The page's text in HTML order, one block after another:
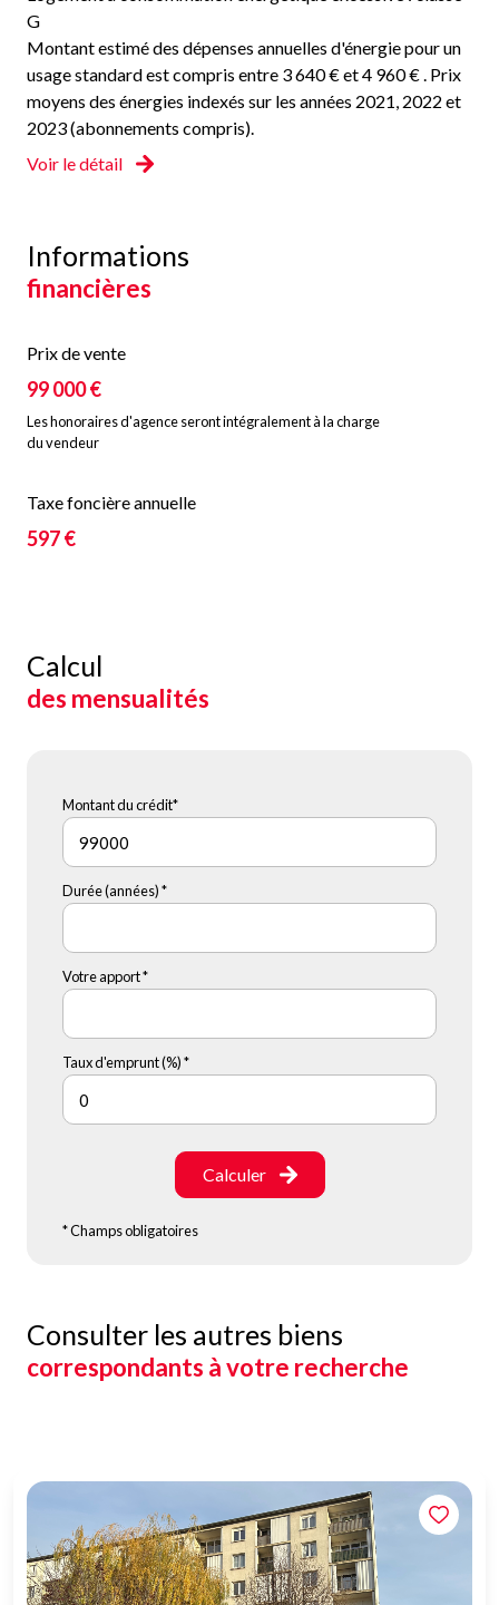
G
Montant estimé des dépenses annuelles d'énergie pour un
usage standard est compris entre 3 640 € et 4 960 € . Prix
moyens des énergies indexés sur les années 2021, 2022 et
2023 (abonnements compris).
Voir le détail
Informations
financières
Prix de vente
99 000 €
Les honoraires d'agence seront intégralement à la charge
du vendeur
Taxe foncière annuelle
597 €
Calcul
des mensualités
Montant du crédit*
Durée (années) *
Votre apport *
Taux d'emprunt (%) *
Calculer
* Champs obligatoires
Consulter les autres biens
correspondants à votre recherche